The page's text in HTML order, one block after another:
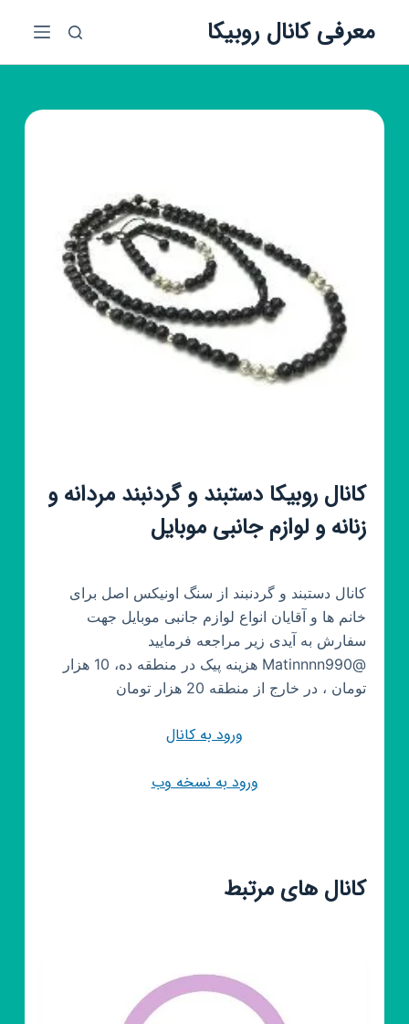
ش
معرفی کانال روبیکا
کانال روبیکا دستبند و گردنبند مردانه و
زنانه و لوازم جانبی موبایل
کانال دستبند و گردنبند از سنگ اونیکس اصل برای
خانم ها و آقایان انواع لوازم جانبی موبایل جهت
سفارش به آیدی زیر مراجعه فرمایید
@Matinnnn990 هزینه پیک در منطقه ده، 10 هزار
تومان ، در خارج از منطقه 20 هزار تومان
ورود به کانال
ورود به نسخه وب
کانال های مرتبط